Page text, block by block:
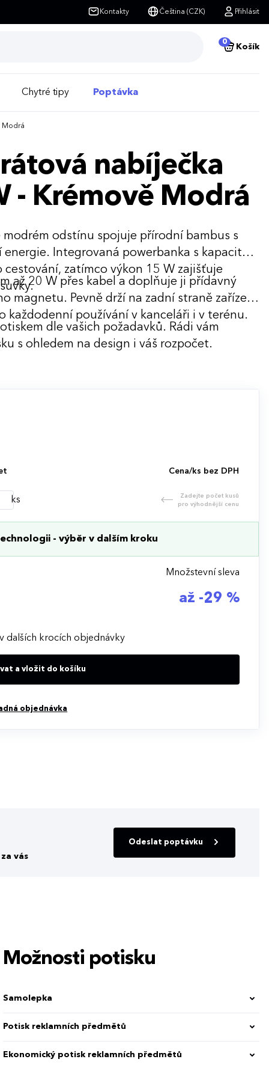
Kontakty Čeština (CZK) Přihlásit
0
Košík
Chytré tipy Poptávka
Modrá
nabíječka
- Krémově Modrá
odstínu spojuje přírodní bambus s
Integrovaná powerbanka s kapacitou
zatímco výkon 15 W zajišťuje
až 20 W přes kabel a doplňuje ji přídavný
magnetu. Pevně drží na zadní straně zařízení
používání v kanceláři i v terénu.
dle vašich požadavků. Rádi vám
s ohledem na design i váš rozpočet.
Cena/ks bez DPH
ks
Zadejte počet kusů
pro výhodnější cenu
- výběr v dalším kroku
Množstevní sleva
až -29 %
dalších krocích objednávky
a vložit do košíku
objednávka
vás
Odeslat poptávku
Možnosti potisku
Samolepka
Potisk reklamních předmětů
Ekonomický potisk reklamních předmětů